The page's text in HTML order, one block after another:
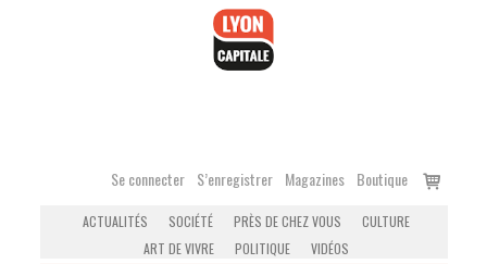
Se connecter S’enregistrer Magazines Boutique
Voir
ACTUALITÉS SOCIÉTÉ PRÈS DE CHEZ VOUS
CULTURE
ART DE VIVRE
POLITIQUE VIDÉOS